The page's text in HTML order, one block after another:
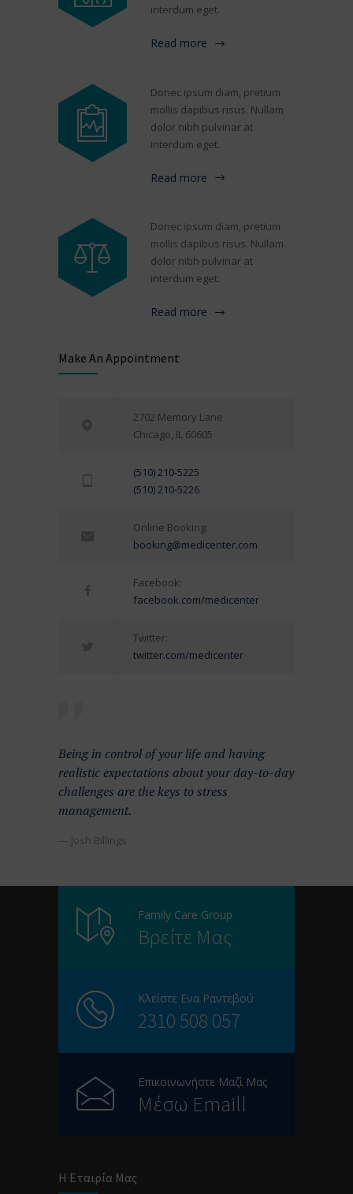
interdum eget.
Read more
Donec ipsum diam, pretium
mollis dapibus risus. Nullam
dolor nibh pulvinar at
interdum eget.
Read more
Donec ipsum diam, pretium
mollis dapibus risus. Nullam
dolor nibh pulvinar at
interdum eget.
Read more
Make An Appointment
2702 Memory Lane
Chicago, IL 60605
(510) 210-5225
(510) 210-5226
Online Booking:
booking@medicenter.com
Facebook:
facebook.com/medicenter
Twitter:
twitter.com/medicenter
Being in control of your life and having
realistic expectations about your day-to-day
challenges are the keys to stress
management.
— Josh Billings
Family Care Group
Βρείτε Μας
Κλείστε Ενα Ραντεβού
2310 508 057
Επικοινωνήστε Μαζί Μας
Μέσω Emaill
Η Εταιρία Μας